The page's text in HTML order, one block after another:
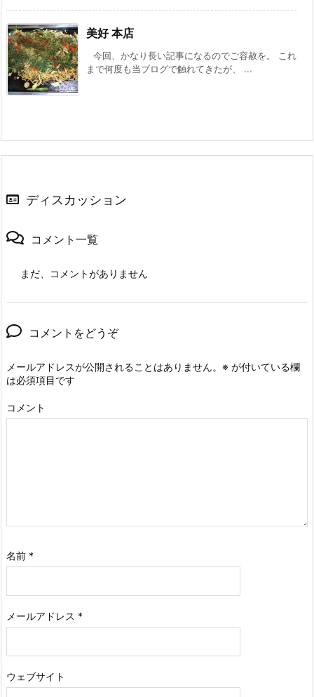
美好 本店
今回、かなり長い記事になるのでご容赦を。 これ
まで何度も当ブログで触れてきたが、 ...
ディスカッション
コメント一覧
まだ、コメントがありません
コメントをどうぞ
メールアドレスが公開されることはありません。 ※ が付いている欄
は必須項目です
コメント
名前 *
メールアドレス *
ウェブサイト